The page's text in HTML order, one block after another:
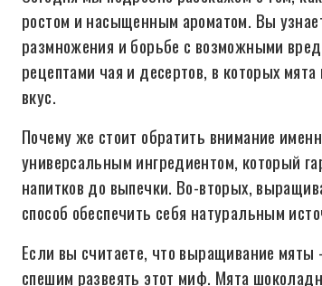
ростом и насыщенным ароматом. Вы
размножения и борьбе с возможными
рецептами чая и десертов, в которых
вкус.
Почему же стоит обратить внимание
универсальным ингредиентом, который
напитков до выпечки. Во-вторых,
способ обеспечить себя натуральным
Если вы считаете, что выращивание
спешим развеять этот миф. Мята